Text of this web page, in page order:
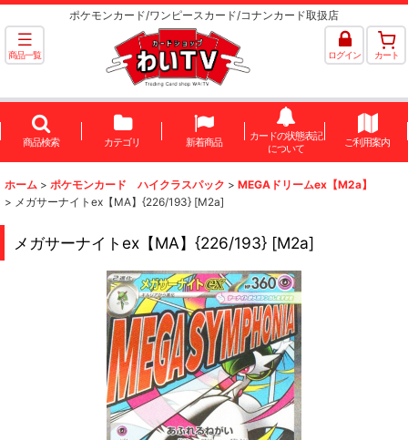
ポケモンカード/ワンピースカード/コナンカード取扱店
商品一覧 ログイン カート
商品検索 カテゴリ 新着商品
カードの状態表記
について
ご利用案内
ホーム > ポケモンカード ハイクラスパック > MEGAドリームex【M2a】
> メガサーナイトex【MA】{226/193} [M2a]
メガサーナイトex【MA】{226/193} [M2a]